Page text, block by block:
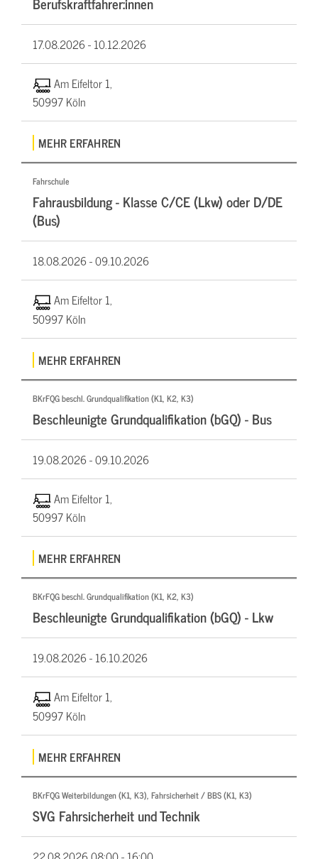
17.08.2026 -10.12.2026
Am Eifeltor 1,
50997 Köln
MEHR ERFAHREN
Fahrschule
Fahrausbildung - Klasse C/CE (Lkw) oder D/DE
(Bus)
18.08.2026 -09.10.2026
Am Eifeltor 1,
50997 Köln
MEHR ERFAHREN
BKrFQG beschl. Grundqualifikation (K1, K2, K3)
Beschleunigte Grundqualifikation (bGQ) - Bus
19.08.2026 -09.10.2026
Am Eifeltor 1,
50997 Köln
MEHR ERFAHREN
BKrFQG beschl. Grundqualifikation (K1, K2, K3)
Beschleunigte Grundqualifikation (bGQ) - Lkw
19.08.2026 -16.10.2026
Am Eifeltor 1,
50997 Köln
MEHR ERFAHREN
BKrFQG Weiterbildungen (K1, K3), Fahrsicherheit / BBS (K1, K3)
SVG Fahrsicherheit und Technik